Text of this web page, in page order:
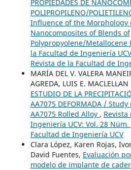
PROPIEDADES DE
POLIPROPILENO/
Influence of the Morphology
Nanocomposites of Blends of
Polypropyolene/Metallocene
la Facultad de Ingeniería
Revista de la Facultad de
MARÍA DEL V. VALERA
AGREDA, LUIS E. MACLELLAN
ESTUDIO DE LA
AA7075 DEFORMADA /
AA7075 Rolled Alloy ,
Ingeniería UCV: Vol. 28
Facultad de Ingeniería UCV
Clara López, Karen Rojas,
David Fuentes, Evaluación
modelo de implante de